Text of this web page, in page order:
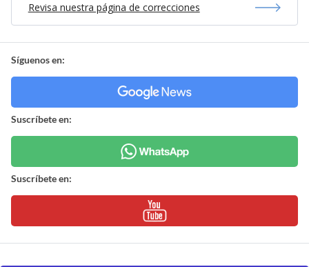
Revisa nuestra página de correcciones
Síguenos en:
Suscríbete en:
Suscríbete en: